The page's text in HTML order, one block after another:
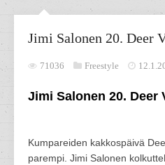
Jimi Salonen 20. Deer
71036 Freestyle
Jimi Salonen 20. Deer
Kumpareiden kakkospäivä
parempi. Jimi Salonen